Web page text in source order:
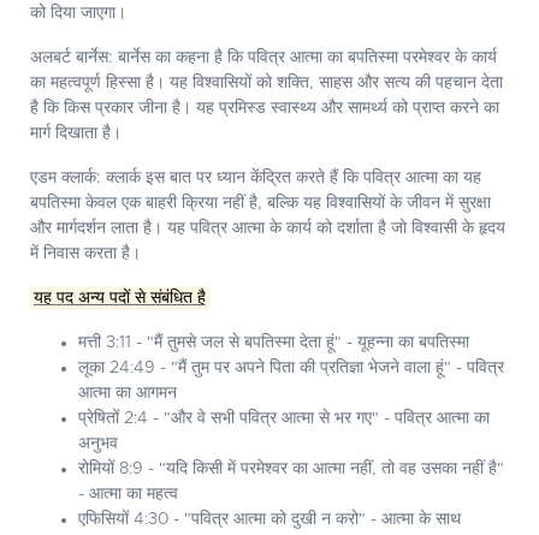
को दिया जाएगा।
अलबर्ट बार्नेस: बार्नेस का कहना है कि पवित्र आत्मा का बपतिस्मा परमेश्वर के कार्य
का महत्वपूर्ण हिस्सा है। यह विश्वासियों को शक्ति, साहस और सत्य की पहचान देता
है कि किस प्रकार जीना है। यह प्रमिस्ड स्वास्थ्य और सामर्थ्य को प्राप्त करने का
मार्ग दिखाता है।
एडम क्लार्क: क्लार्क इस बात पर ध्यान केंद्रित करते हैं कि पवित्र आत्मा का यह
बपतिस्मा केवल एक बाहरी क्रिया नहीं है, बल्कि यह विश्वासियों के जीवन में सुरक्षा
और मार्गदर्शन लाता है। यह पवित्र आत्मा के कार्य को दर्शाता है जो विश्वासी के हृदय
में निवास करता है।
यह पद अन्य पदों से संबंधित है
मत्ती 3:11 - "मैं तुमसे जल से बपतिस्मा देता हूं" - यूहन्ना का बपतिस्मा
लूका 24:49 - "मैं तुम पर अपने पिता की प्रतिज्ञा भेजने वाला हूं" - पवित्र
आत्मा का आगमन
प्रेषितों 2:4 - "और वे सभी पवित्र आत्मा से भर गए" - पवित्र आत्मा का
अनुभव
रोमियों 8:9 - "यदि किसी में परमेश्वर का आत्मा नहीं, तो वह उसका नहीं है"
- आत्मा का महत्व
एफिसियों 4:30 - "पवित्र आत्मा को दुखी न करो" - आत्मा के साथ